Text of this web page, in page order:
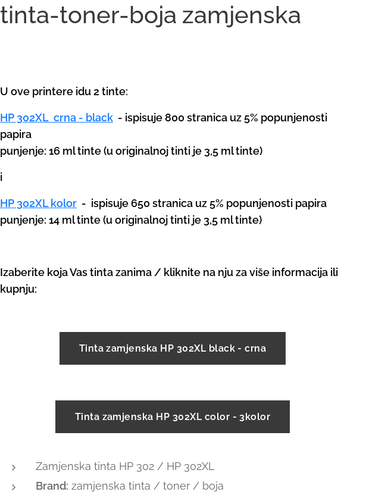
tinta-toner-boja zamjenska
U ove printere idu 2 tinte:
HP 302XL crna - black - ispisuje 800 stranica uz 5% popunjenosti
papira
punjenje: 16 ml tinte (u originalnoj tinti je 3,5 ml tinte)
i
HP 302XL kolor - ispisuje 650 stranica uz 5% popunjenosti papira
punjenje: 14 ml tinte (u originalnoj tinti je 3,5 ml tinte)
Izaberite koja Vas tinta zanima / kliknite na nju za više informacija ili
kupnju:
Tinta zamjenska HP 302XL black - crna
Tinta zamjenska HP 302XL color - 3kolor
Zamjenska tinta HP 302 / HP 302XL
Brand: zamjenska tinta / toner / boja